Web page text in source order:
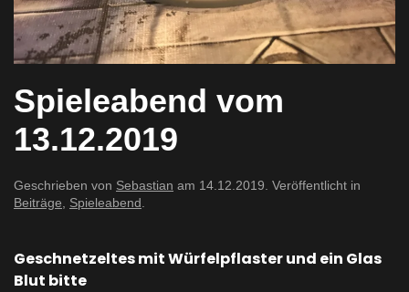
Spieleabend vom
13.12.2019
Geschrieben von Sebastian am 14.12.2019 . Veröffentlicht in
Beiträge
Spieleabend
Geschnetzeltes mit Würfelpflaster und ein Glas
Blut bitte